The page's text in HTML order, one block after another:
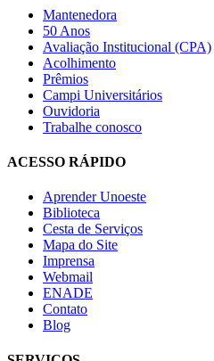
Mantenedora
50 Anos
Avaliação Institucional (CPA)
Acolhimento
Prêmios
Campi Universitários
Ouvidoria
Trabalhe conosco
ACESSO RÁPIDO
Aprender Unoeste
Biblioteca
Cesta de Serviços
Mapa do Site
Imprensa
Webmail
ENADE
Contato
Blog